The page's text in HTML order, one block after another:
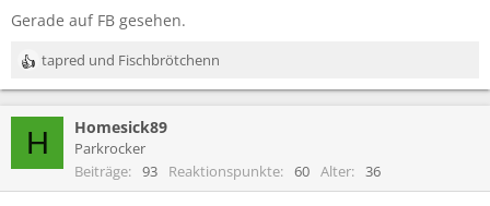
Gerade auf FB gesehen.
R
e
i
o
tapred und Fischbrötchenn
H Homesick89
Parkrocker
Beiträge
93 Reaktionspunkte 60 Alter 36